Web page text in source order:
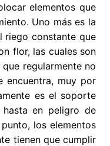
elementos que
Uno más es la
riego constante que
flor, las cuales son
regularmente no
encuentra, muy por
es el soporte
en peligro de
los elementos
tienen que cumplir